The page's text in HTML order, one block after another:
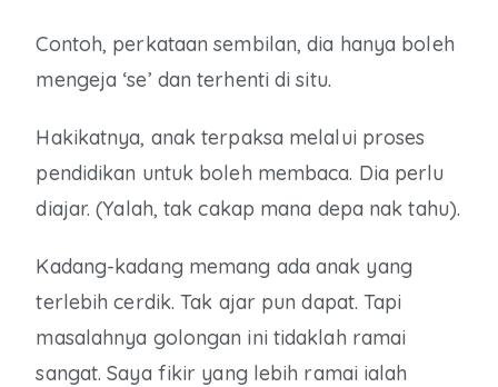
Contoh, perkataan sembilan, dia hanya boleh
mengeja ‘se’ dan terhenti di situ.
Hakikatnya, anak terpaksa melalui proses
pendidikan untuk boleh membaca. Dia perlu
diajar. (Yalah, tak cakap mana depa nak tahu).
Kadang-kadang memang ada anak yang
terlebih cerdik. Tak ajar pun dapat. Tapi
masalahnya golongan ini tidaklah ramai
sangat. Saya fikir yang lebih ramai ialah